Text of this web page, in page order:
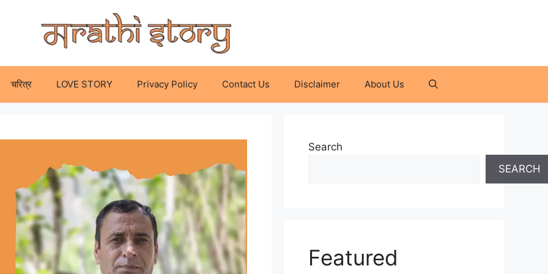
चरित्र LOVE STORY Privacy Policy Contact Us Disclaimer About Us
Search
SEARCH
Featured